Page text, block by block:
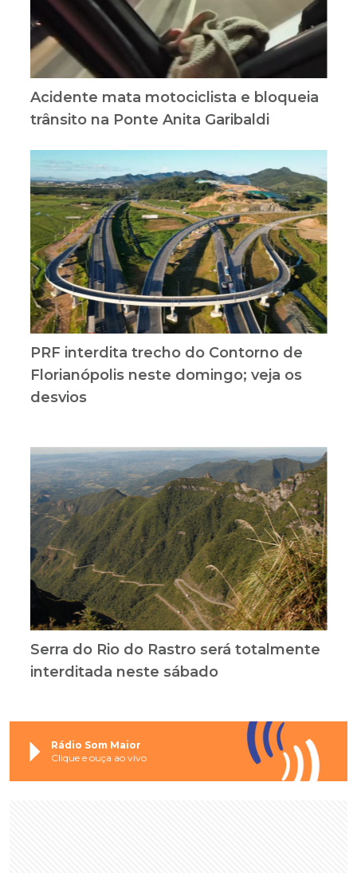
Acidente mata motociclista e bloqueia
trânsito na Ponte Anita Garibaldi
PRF interdita trecho do Contorno de
Florianópolis neste domingo; veja os
desvios
Serra do Rio do Rastro será totalmente
interditada neste sábado
Rádio Som Maior
Clique e ouça ao vivo